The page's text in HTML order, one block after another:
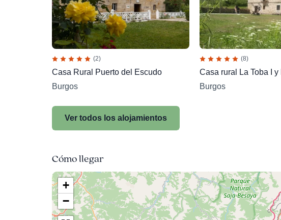
(2)
Casa Rural Puerto del Escudo
Burgos
(8)
Casa rural La Toba I y II
Burgos
Ver todos los alojamientos
Cómo llegar
+
−